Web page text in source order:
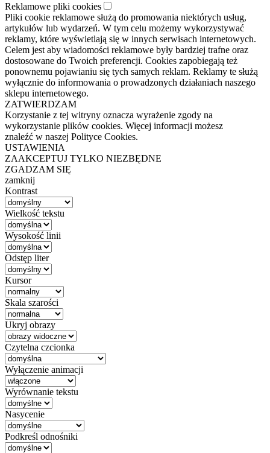
Reklamowe pliki cookies
Pliki cookie reklamowe służą do promowania niektórych usług,
artykułów lub wydarzeń. W tym celu możemy wykorzystywać
reklamy, które wyświetlają się w innych serwisach internetowych.
Celem jest aby wiadomości reklamowe były bardziej trafne oraz
dostosowane do Twoich preferencji. Cookies zapobiegają też
ponownemu pojawianiu się tych samych reklam. Reklamy te służą
wyłącznie do informowania o prowadzonych działaniach naszego
sklepu internetowego.
ZATWIERDZAM
Korzystanie z tej witryny oznacza wyrażenie zgody na
wykorzystanie plików cookies. Więcej informacji możesz
znaleźć w naszej Polityce Cookies.
USTAWIENIA
ZAAKCEPTUJ TYLKO NIEZBĘDNE
ZGADZAM SIĘ
zamknij
Kontrast
Wielkość tekstu
Wysokość linii
Odstęp liter
Kursor
Skala szarości
Ukryj obrazy
Czytelna czcionka
Wyłączenie animacji
Wyrównanie tekstu
Nasycenie
Podkreśl odnośniki